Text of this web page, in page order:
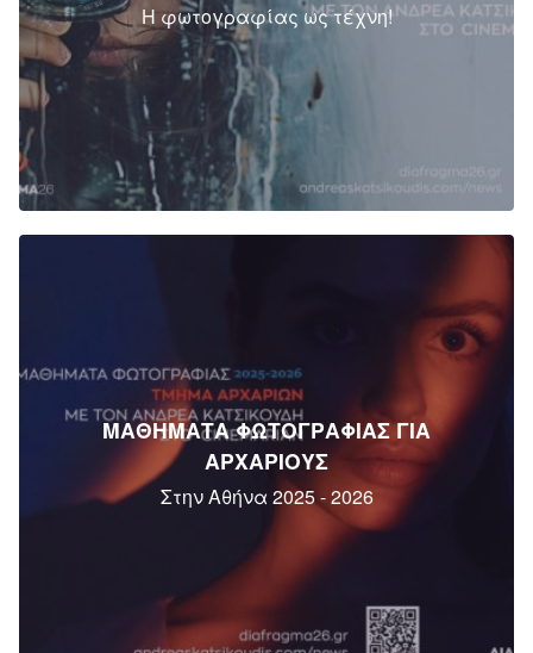
Η φωτογραφίας ως τέχνη!
ΜΑΘΗΜΑΤΑ ΦΩΤΟΓΡΑΦΙΑΣ ΓΙΑ
ΑΡΧΑΡΙΟΥΣ
Στην Αθήνα 2025 - 2026